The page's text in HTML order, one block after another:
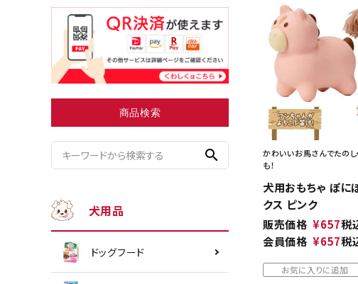
小型犬にオススメ ダイエット中にオ
商品検索
search
犬用品
ドッグフード
かわいいお馬さんでたの
も！
犬用おもちゃ ぽに
クス ピンク
販売価格 ¥657税
会員価格 ¥657税
お気に入りに追加